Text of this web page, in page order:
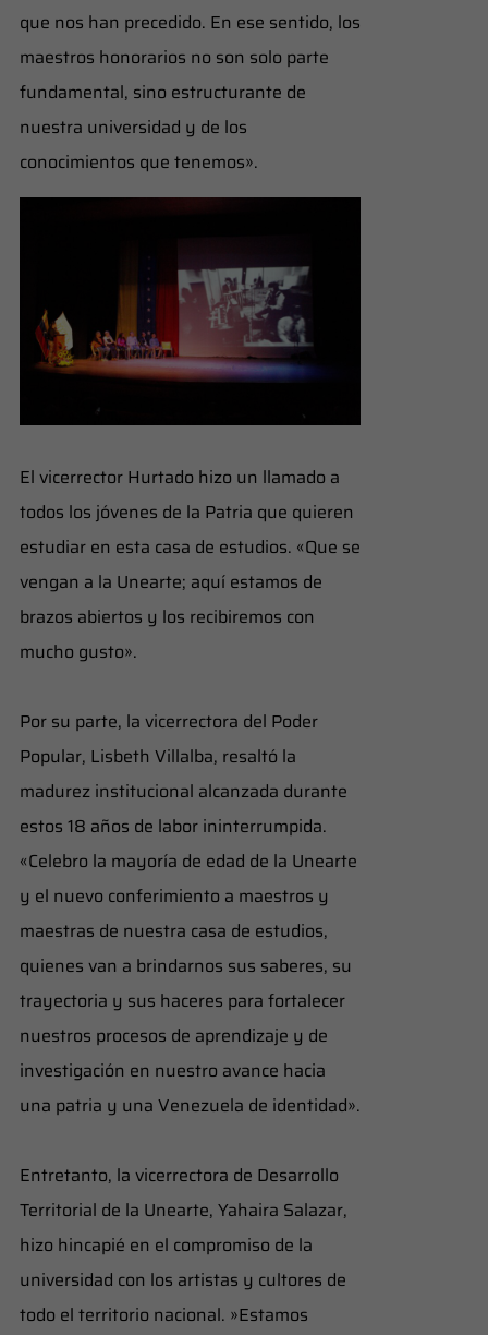
que nos han precedido. En ese sentido, los
maestros honorarios no son solo parte
fundamental, sino estructurante de
nuestra universidad y de los
conocimientos que tenemos».
El vicerrector Hurtado hizo un llamado a
todos los jóvenes de la Patria que quieren
estudiar en esta casa de estudios. «Que se
vengan a la Unearte; aquí estamos de
brazos abiertos y los recibiremos con
mucho gusto».
​Por su parte, la vicerrectora del Poder
Popular, Lisbeth Villalba, resaltó la
madurez institucional alcanzada durante
estos 18 años de labor ininterrumpida.
«Celebro la mayoría de edad de la Unearte
y el nuevo conferimiento a maestros y
maestras de nuestra casa de estudios,
quienes van a brindarnos sus saberes, su
trayectoria y sus haceres para fortalecer
nuestros procesos de aprendizaje y de
investigación en nuestro avance hacia
una patria y una Venezuela de identidad».
​Entretanto, la vicerrectora de Desarrollo
Territorial de la Unearte, Yahaira Salazar,
hizo hincapié en el compromiso de la
universidad con los artistas y cultores de
todo el territorio nacional. ​»Estamos